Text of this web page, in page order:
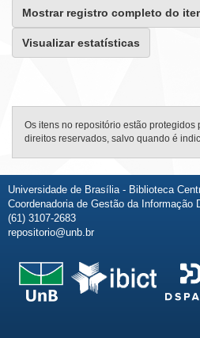
Mostrar registro completo do
Visualizar estatísticas
Os itens no repositório estão protegidos
direitos reservados, salvo quando é
Universidade de Brasília - Biblioteca
Coordenadoria de Gestão da Informação
(61) 3107-2683
repositorio@unb.br